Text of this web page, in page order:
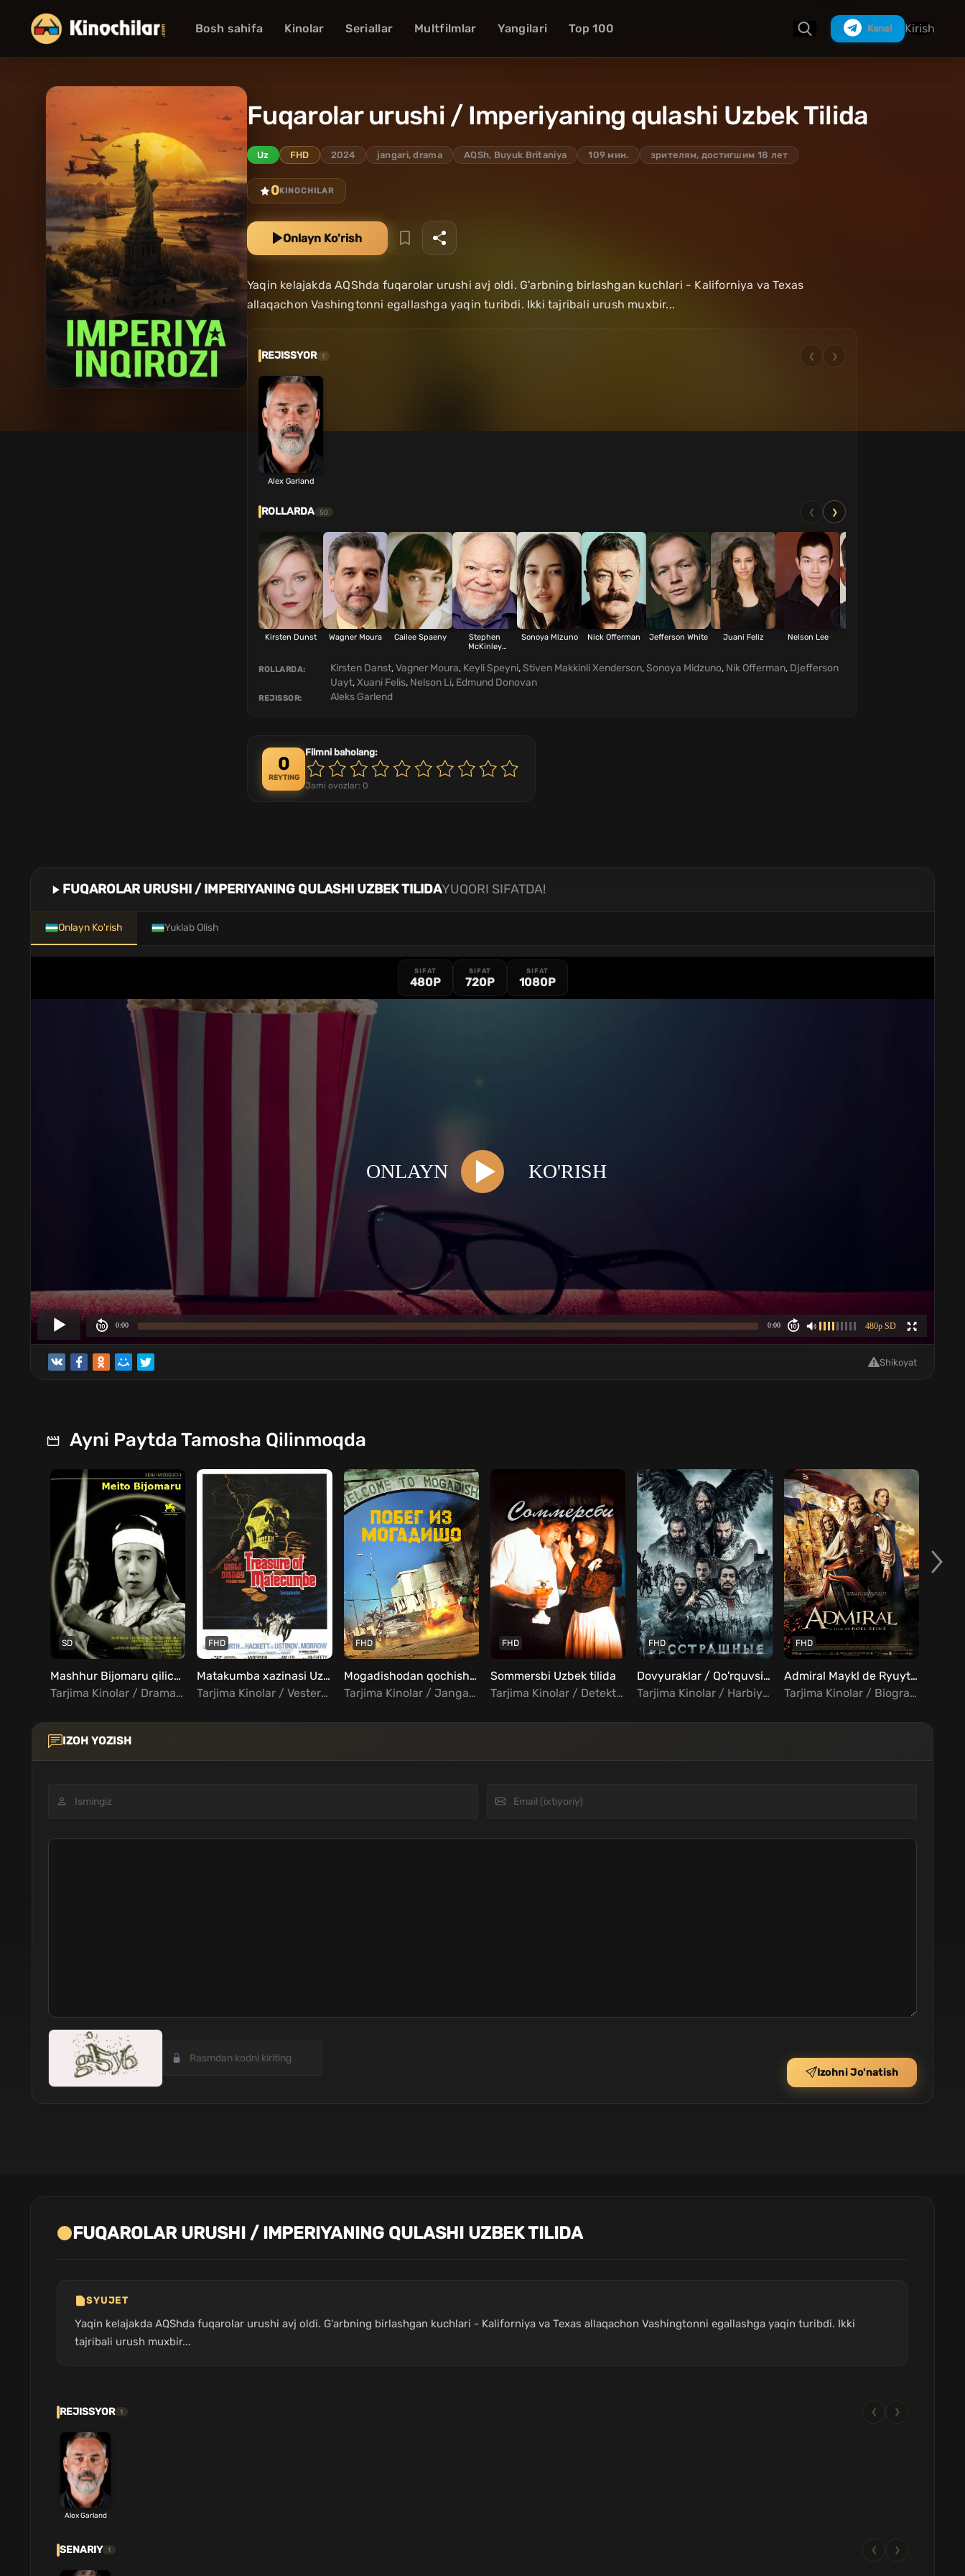
Bosh sahifa Kinolar Seriallar Multfilmlar Yangilari Top 100 Kanal Kirish
Izlash
Fuqarolar urushi / Imperiyaning qulashi Uzbek Tilida
Uz FHD 2024 jangari, drama AQSh, Buyuk Britaniya 109 мин. зрителям, достигшим 18 лет
0KINOCHILAR
Onlayn Ko'rish
Yaqin kelajakda AQShda fuqarolar urushi avj oldi. G'arbning birlashgan kuchlari - Kaliforniya va Texas
allaqachon Vashingtonni egallashga yaqin turibdi. Ikki tajribali urush muxbir...
REJISSYOR 1 ❮ ❯
Alex Garland
ROLLARDA 50 ❮ ❯
Kirsten Dunst Wagner Moura Cailee Spaeny
Stephen
McKinley
Sonoya Mizuno Nick Offerman Jefferson White Juani Feliz Nelson Lee
ROLLARDA: Kirsten Danst,Vagner Moura, Keyli Speyni,Stiven Makkinli Xenderson,Sonoya Midzuno, Nik Offerman, Djefferson
Uayt,Xuani Felis, Nelson Li, Edmund Donovan
REJISSOR: Aleks Garlend
0
REYTING
Filmni baholang:
Jami ovozlar: 0
FUQAROLAR URUSHI / IMPERIYANING QULASHI UZBEK TILIDAYUQORI SIFATDA!
Onlayn Ko'rish Yuklab Olish
SIFAT
480P
SIFAT
720P
SIFAT
1080P
Shikoyat
Ayni Paytda Tamosha Qilinmoqda
SD
Mashhur Bijomaru qilichi Uzbek tilida
Tarjima Kinolar / Drama / Xorij Kinolar Uzbek Tilida
FHD
Matakumba xazinasi Uzbek Tilida
Tarjima Kinolar / Vestern / Sarguzasht / Oilaviy / Xorij Kinolar Uzbek Tilida
FHD
Mogadishodan qochish Uzbek Tilida
Tarjima Kinolar / Jangari / Harbiy / Drama / Tarixiy / Xorij Kinolar Uzbek Tilida
FHD
Sommersbi Uzbek tilida
Tarjima Kinolar / Detektiv / Drama / Melodrama / Xorij Kinolar Uzbek Tilida
FHD
Dovyuraklar / Qo'rquvsizlar Uzbek tilida
Tarjima Kinolar / Harbiy / Tarixiy / Turk Kinolar Uzbek Tilida
FHD
Admiral Maykl de Ryuyter Uzbek Tilida
Tarjima Kinolar / Biografiya / Jangari / Drama / Tarixiy / Sarguzasht / Xorij Kinolar Uzbek Tilida
IZOH YOZISH
Izohni Jo'natish
FUQAROLAR URUSHI / IMPERIYANING QULASHI UZBEK TILIDA
SYUJET
Yaqin kelajakda AQShda fuqarolar urushi avj oldi. G'arbning birlashgan kuchlari - Kaliforniya va Texas allaqachon Vashingtonni egallashga yaqin turibdi. Ikki
tajribali urush muxbir...
REJISSYOR 1 ❮ ❯
Alex Garland
SENARIY 1 ❮ ❯